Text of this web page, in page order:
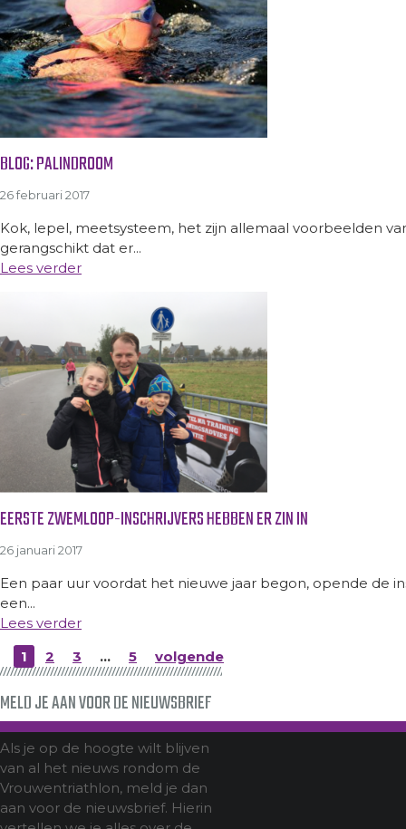
BLOG: PALINDROOM
26 februari 2017
Kok, lepel, meetsysteem, het zijn allemaal voorbeelden
gerangschikt dat er...
Lees verder
EERSTE ZWEMLOOP-INSCHRIJVERS HEBBEN ER ZIN IN
26 januari 2017
Een paar uur voordat het nieuwe jaar begon, opende de
een...
Lees verder
1
2 3 … 5 volgende
MELD JE AAN VOOR DE NIEUWSBRIEF
Als je op de hoogte wilt blijven
van al het nieuws rondom de
Vrouwentriathlon, meld je dan
aan voor de nieuwsbrief. Hierin